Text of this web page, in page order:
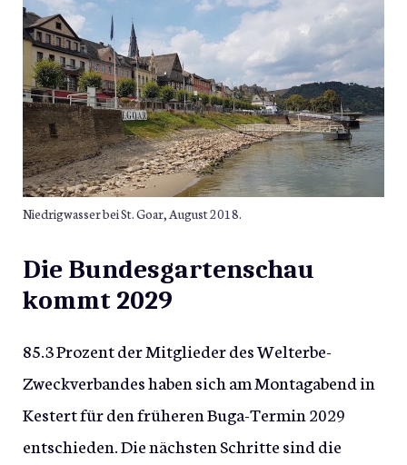
Niedrigwasser bei St. Goar, August 2018.
Die Bundesgartenschau
kommt 2029
85.3 Prozent der Mitglieder des Welterbe-
Zweckverbandes haben sich am Montagabend in
Kestert für den früheren Buga-Termin 2029
entschieden. Die nächsten Schritte sind die